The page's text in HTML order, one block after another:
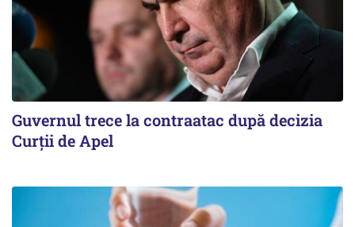
Guvernul trece la contraatac după decizia
Curții de Apel